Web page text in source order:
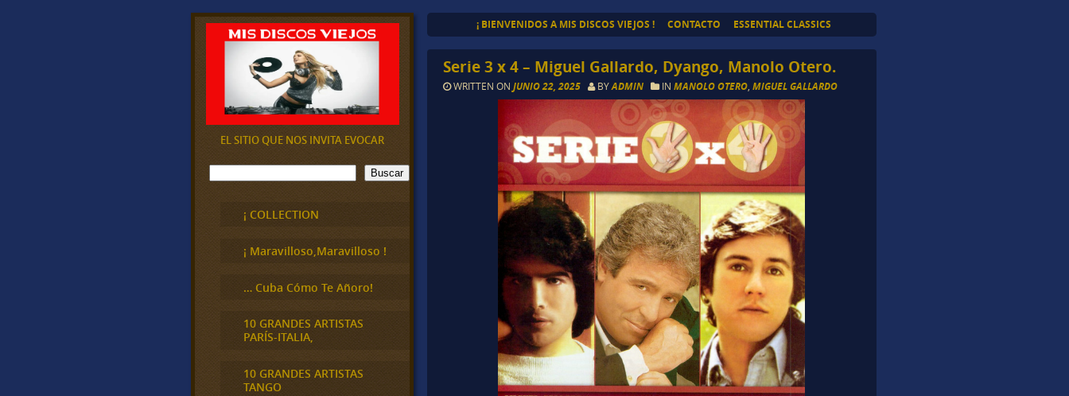
¡ BIENVENIDOS A MIS DISCOS VIEJOS ! CONTACTO ESSENTIAL CLASSICS
Serie 3 x 4 – Miguel Gallardo, Dyango, Manolo Otero.
WRITTEN ONJUNIO 22, 2025 BYADMIN INMANOLO OTERO ,MIGUEL GALLARDO
EL SITIO QUE NOS INVITA EVOCAR
B
u
Buscar
¡ COLLECTION
¡ Maravilloso,Maravilloso !
… Cuba Cómo Te Añoro!
10 GRANDES ARTISTAS
PARÍS-ITALIA,
10 GRANDES ARTISTAS
TANGO